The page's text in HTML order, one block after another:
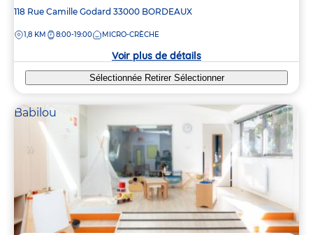
Adresse
la
118 Rue Camille Godard 33000 BORDEAUX
DISTANCE
1,8 KM 8:00-19:00 MICRO-CRÈCHE
Voir plus de détails
Sélectionnée Retirer Sélectionner
Babilou